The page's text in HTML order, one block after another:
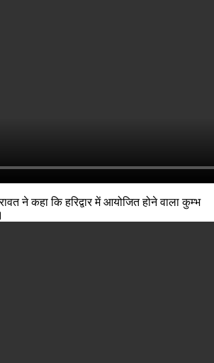
ने कहा कि हरिद्वार में आयोजित होने वाला कुम्भ